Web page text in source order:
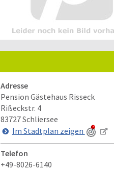
Adresse
Pension Gästehaus Risseck
Rißeckstr. 4
83727Schliersee
Im Stadtplan zeigen
Telefon
+49-8026-6140